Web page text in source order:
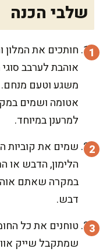
שלבי הכנה
חותכים את המלון
אוהבת לערבב
משגע וטעם מנחם.
אטומה ושמים
למרענן במיוחד.
שמים את קוביות
הלימון, הדבש או
במקרה שאתם
דבש.
טוחנים את כל
שמתקבל שייק